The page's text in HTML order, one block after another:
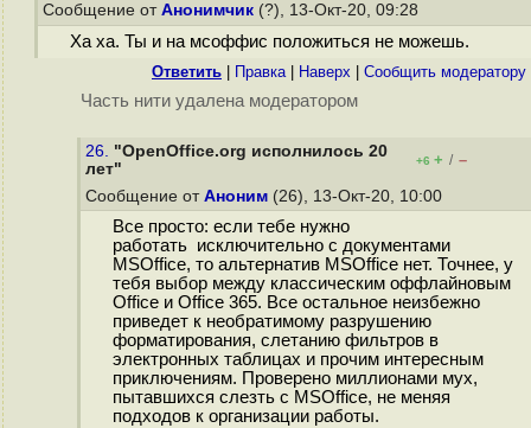
Сообщение от Анонимчик (?), 13-Окт-20, 09:28
Ха ха. Ты и на мсоффис положиться не можешь.
Ответить Правка| Наверх Cообщить модератору
Часть нити удалена модератором
26. "OpenOffice.org исполнилось 20
лет"
+6 + / –
Сообщение от Аноним (26), 13-Окт-20, 10:00
Все просто: если тебе нужно
работать исключительно с документами
MSOffice, то альтернатив MSOffice нет. Точнее, у
тебя выбор между классическим оффлайновым
Office и Office 365. Все остальное неизбежно
приведет к необратимому разрушению
форматирования, слетанию фильтров в
электронных таблицах и прочим интересным
приключениям. Проверено миллионами мух,
пытавшихся слезть с MSOffice, не меняя
подходов к организации работы.